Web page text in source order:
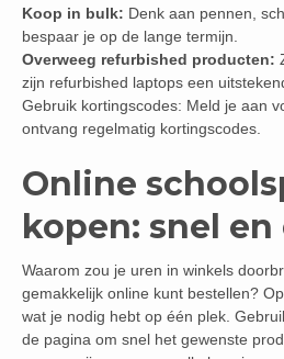
Koop in bulk: Denk aan pennen,
bespaar je op de lange termijn.
Overweeg refurbished producten:
zijn refurbished laptops een
Gebruik kortingscodes: Meld je aan
ontvang regelmatig kortingscodes.
Online
kopen: snel
Waarom zou je uren in winkels
gemakkelijk online kunt bestellen?
wat je nodig hebt op één plek.
de pagina om snel het gewenste